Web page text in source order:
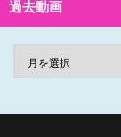
過去動画